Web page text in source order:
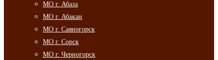
МО г. Абаза
МО г. Абакан
МО г. Саяногорск
МО г. Сорск
МО г. Черногорск